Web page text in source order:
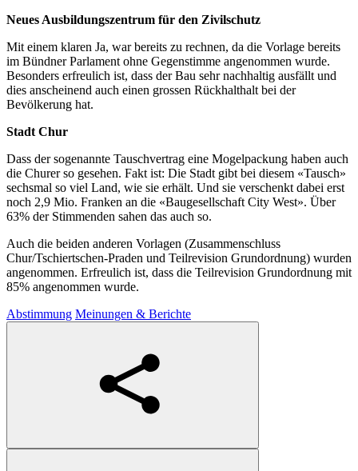
Neues Ausbildungszentrum für den Zivilschutz
Mit einem klaren Ja, war bereits zu rechnen, da die Vorlage bereits
im Bündner Parlament ohne Gegenstimme angenommen wurde.
Besonders erfreulich ist, dass der Bau sehr nachhaltig ausfällt und
dies anscheinend auch einen grossen Rückhalthalt bei der
Bevölkerung hat.
Stadt Chur
Dass der sogenannte Tauschvertrag eine Mogelpackung haben auch
die Churer so gesehen. Fakt ist: Die Stadt gibt bei diesem «Tausch»
sechsmal so viel Land, wie sie erhält. Und sie verschenkt dabei erst
noch 2,9 Mio. Franken an die «Baugesellschaft City West». Über
63% der Stimmenden sahen das auch so.
Auch die beiden anderen Vorlagen (Zusammenschluss
Chur/Tschiertschen-Praden und Teilrevision Grundordnung) wurden
angenommen. Erfreulich ist, dass die Teilrevision Grundordnung mit
85% angenommen wurde.
Abstimmung Meinungen & Berichte